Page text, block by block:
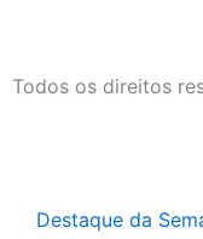
Todos os direitos
Destaque da